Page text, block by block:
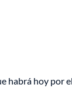
habrá hoy por